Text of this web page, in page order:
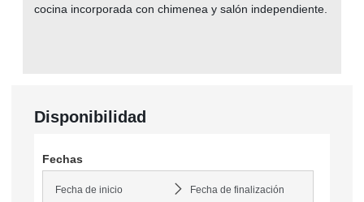
cocina incorporada con chimenea y salón independiente.
Disponibilidad
Fechas